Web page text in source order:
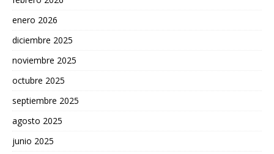
enero 2026
diciembre 2025
noviembre 2025
octubre 2025
septiembre 2025
agosto 2025
junio 2025